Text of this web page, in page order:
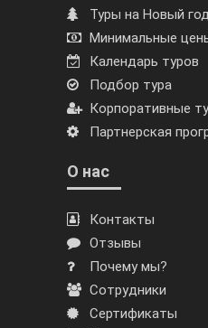
Туры на Новый год
Минимальные
Календарь туров
Подбор тура
Корпоративные
Партнерская
О нас
Контакты
Отзывы
Почему мы?
Сотрудники
Сертификаты